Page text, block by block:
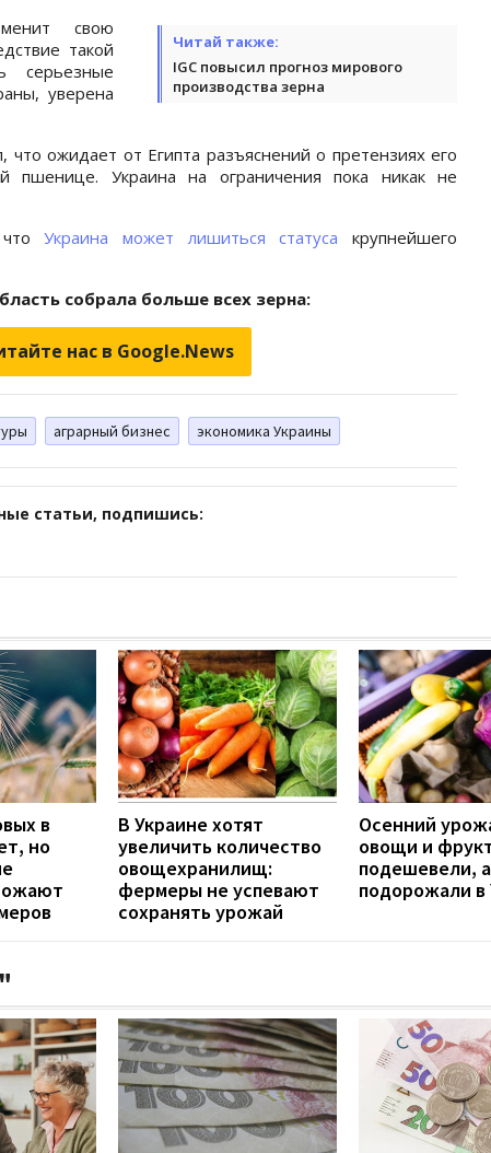
Читай также:
IGC повысил прогноз мирового
производства зерна
свою
такой
серьезные
уверена
что ожидает от Египта разъяснений о претензиях его
пшенице. Украина на ограничения пока никак не
чтоУкраина может лишиться статуса крупнейшего
собрала больше всех зерна:
нас в Google.News
аграрный бизнес экономика Украины
статьи, подпишись:
в
но
В Украине хотят
увеличить количество
овощехранилищ:
фермеры не успевают
сохранять урожай
Осенний
овощи и
подешевели,
подорожали в